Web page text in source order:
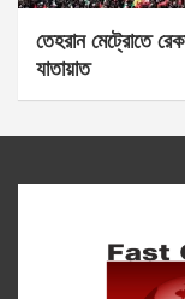
তেহরান মেট্রোতে
যাতায়াত